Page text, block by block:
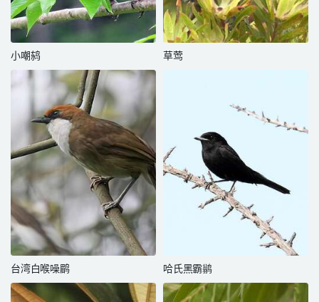
小嘲鸫 草莺
台湾白喉噪鹛 哈氏黑霸鹟